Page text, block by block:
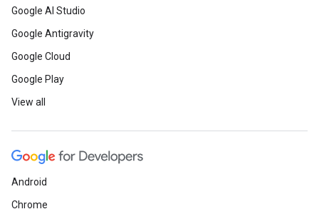
Google AI Studio
Google Antigravity
Google Cloud
Google Play
View all
Android
Chrome